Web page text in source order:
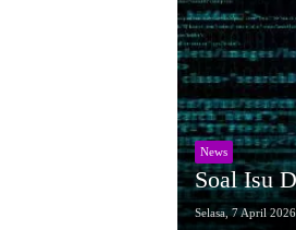
News
Soal Isu
Selasa, 7 April